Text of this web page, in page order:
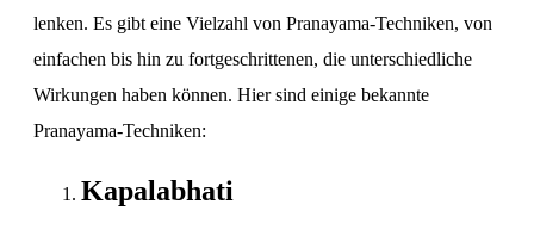
lenken. Es gibt eine Vielzahl von Pranayama-Techniken, von
einfachen bis hin zu fortgeschrittenen, die unterschiedliche
Wirkungen haben können. Hier sind einige bekannte
Pranayama-Techniken:
Kapalabhati